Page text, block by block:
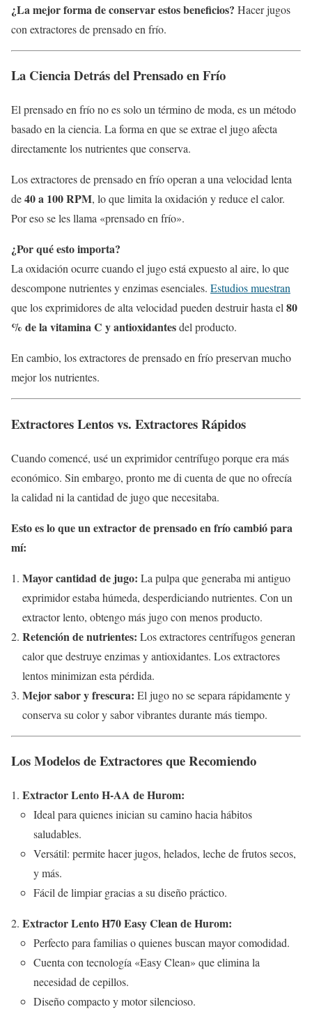
¿La mejor forma de conservar estos beneficios? Hacer jugos
con extractores de prensado en frío.
La Ciencia Detrás del Prensado en Frío
El prensado en frío no es solo un término de moda, es un método
basado en la ciencia. La forma en que se extrae el jugo afecta
directamente los nutrientes que conserva.
Los extractores de prensado en frío operan a una velocidad lenta
de40 a 100 RPM, lo que limita la oxidación y reduce el calor.
Por eso se les llama «prensado en frío».
¿Por qué esto importa?
La oxidación ocurre cuando el jugo está expuesto al aire, lo que
descompone nutrientes y enzimas esenciales. Estudios muestran
que los exprimidores de alta velocidad pueden destruir hasta el 80
% de la vitamina C y antioxidantesdel producto.
En cambio, los extractores de prensado en frío preservan mucho
mejor los nutrientes.
Extractores Lentos vs. Extractores Rápidos
Cuando comencé, usé un exprimidor centrífugo porque era más
económico. Sin embargo, pronto me di cuenta de que no ofrecía
la calidad ni la cantidad de jugo que necesitaba.
Esto es lo que un extractor de prensado en frío cambió para
mí:
Mayor cantidad de jugo: La pulpa que generaba mi antiguo
exprimidor estaba húmeda, desperdiciando nutrientes. Con un
extractor lento, obtengo más jugo con menos producto.
Retención de nutrientes: Los extractores centrífugos generan
calor que destruye enzimas y antioxidantes. Los extractores
lentos minimizan esta pérdida.
Mejor sabor y frescura: El jugo no se separa rápidamente y
conserva su color y sabor vibrantes durante más tiempo.
Los Modelos de Extractores que Recomiendo
Extractor Lento H-AA de Hurom:
Ideal para quienes inician su camino hacia hábitos
saludables.
Versátil: permite hacer jugos, helados, leche de frutos secos,
y más.
Fácil de limpiar gracias a su diseño práctico.
Extractor Lento H70 Easy Clean de Hurom:
Perfecto para familias o quienes buscan mayor comodidad.
Cuenta con tecnología «Easy Clean» que elimina la
necesidad de cepillos.
Diseño compacto y motor silencioso.